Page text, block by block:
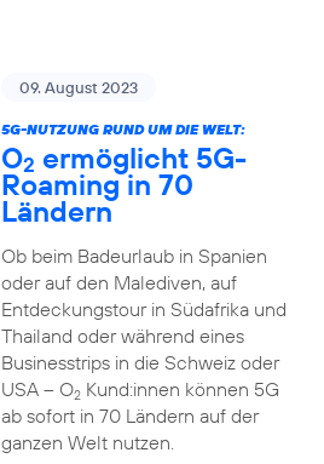
09. August 2023
5G-NUTZUNG RUND UM DIE WELT:
O2 ermöglicht 5G-
Roaming in 70
Ländern
Ob beim Badeurlaub in Spanien
oder auf den Malediven, auf
Entdeckungstour in Südafrika und
Thailand oder während eines
Businesstrips in die Schweiz oder
USA – O2Kund:innen können 5G
ab sofort in 70 Ländern auf der
ganzen Welt nutzen.